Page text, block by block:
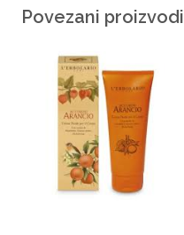
Povezani proizvodi